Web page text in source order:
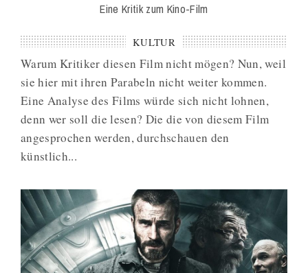
Eine Kritik zum Kino-Film
KULTUR
Warum Kritiker diesen Film nicht mögen? Nun, weil
sie hier mit ihren Parabeln nicht weiter kommen.
Eine Analyse des Films würde sich nicht lohnen,
denn wer soll die lesen? Die die von diesem Film
angesprochen werden, durchschauen den
künstlich...